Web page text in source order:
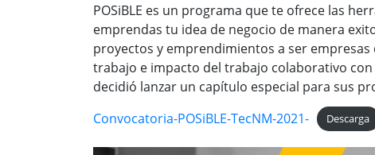
POSiBLE es un programa que te ofrece las
emprendas tu idea de negocio de manera
proyectos y emprendimientos a ser
trabajo e impacto del trabajo colaborativo con
decidió lanzar un capítulo especial para sus
Convocatoria-POSiBLE-TecNM-2021-
Descarga